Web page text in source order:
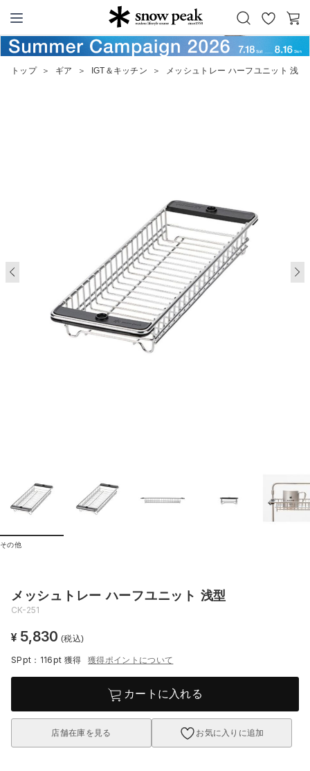
Snow Peak
お
気
カ
ー
ト
トップ ＞ ギア ＞ IGT＆キッチン ＞ メッシュトレー ハーフユニット 浅型
その他
メッシュトレー ハーフユニット 浅型
CK-251
¥ 5,830 (税込)
SPpt：116pt 獲得 獲得ポイントについて
カートに入れる
店舗在庫を見る お気に入りに追加